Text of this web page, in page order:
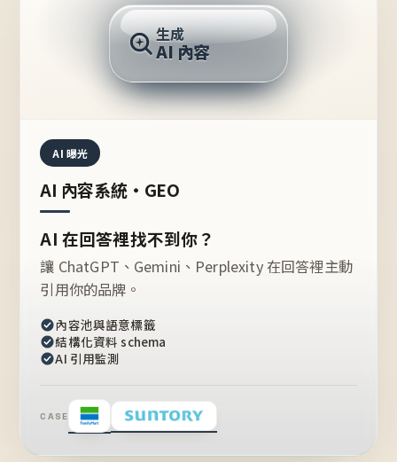
推薦的台灣品牌？
生成
AI 內容
AI 曝光
AI 內容系統・GEO
AI 在回答裡找不到你？
讓 ChatGPT、Gemini、Perplexity 在回答裡主動
引用你的品牌。
內容池與語意標籤
結構化資料 schema
AI 引用監測
CASE